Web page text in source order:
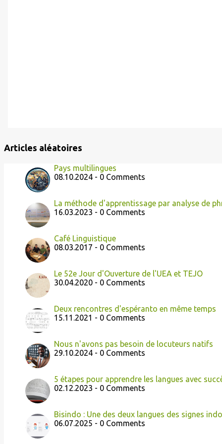
Articles aléatoires
Pays multilingues
08.10.2024 - 0 Comments
La méthode d'apprentissage par analyse de
16.03.2023 - 0 Comments
Café Linguistique
08.03.2017 - 0 Comments
Le 52e Jour d'Ouverture de l'UEA et TEJO
30.04.2020 - 0 Comments
Deux rencontres d'espéranto en même temps
15.11.2021 - 0 Comments
Nous n'avons pas besoin de locuteurs natifs
29.10.2024 - 0 Comments
5 étapes pour apprendre les langues avec
02.12.2023 - 0 Comments
Bisindo : Une des deux langues des signes
06.07.2025 - 0 Comments